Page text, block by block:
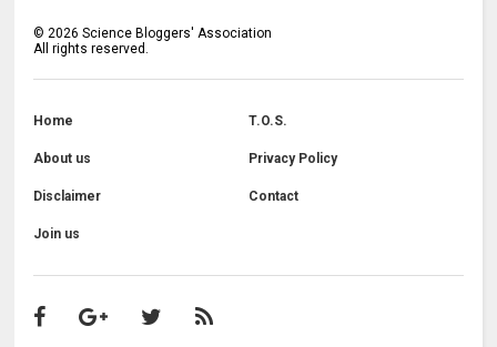
©2026 Science Bloggers' Association
All rights reserved.
Home T.O.S.
About us Privacy Policy
Disclaimer Contact
Join us